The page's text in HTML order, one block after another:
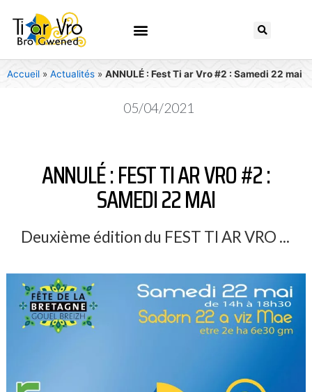
Accueil » Actualités » ANNULÉ : Fest Ti ar Vro #2 : Samedi 22 mai
05/04/2021
ANNULÉ : FEST TI AR VRO #2 :
SAMEDI 22 MAI
Deuxième édition du FEST TI AR VRO ...